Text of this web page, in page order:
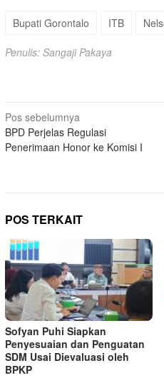
Bupati Gorontalo ITB
Penulis: Sangaji Pakaya
Navigasi
pos
Pos sebelumnya
BPD Perjelas Regulasi
Penerimaan Honor ke Komisi I
POS TERKAIT
Sofyan Puhi Siapkan
Penyesuaian dan Penguatan
SDM Usai Dievaluasi oleh
BPKP